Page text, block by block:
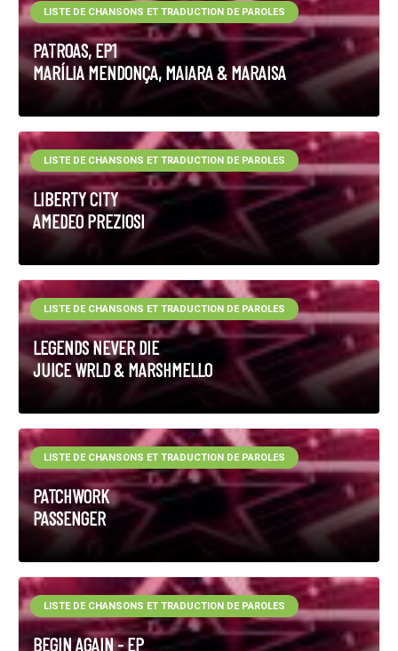
PATROAS, EP1
MARÍLIA MENDONÇA, MAIARA & MARAISA
LISTE DE CHANSONS ET TRADUCTION DE PAROLES
LIBERTY CITY
AMEDEO PREZIOSI
LISTE DE CHANSONS ET TRADUCTION DE PAROLES
LEGENDS NEVER DIE
JUICE WRLD & MARSHMELLO
LISTE DE CHANSONS ET TRADUCTION DE PAROLES
PATCHWORK
PASSENGER
LISTE DE CHANSONS ET TRADUCTION DE PAROLES
BEGIN AGAIN - EP
LISTE DE CHANSONS ET TRADUCTION DE PAROLES